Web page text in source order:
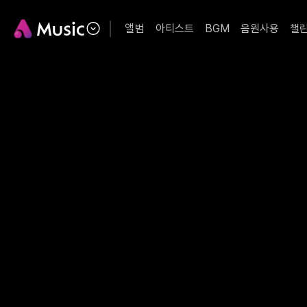
앨범 아티스트 BGM 음원사용 챌